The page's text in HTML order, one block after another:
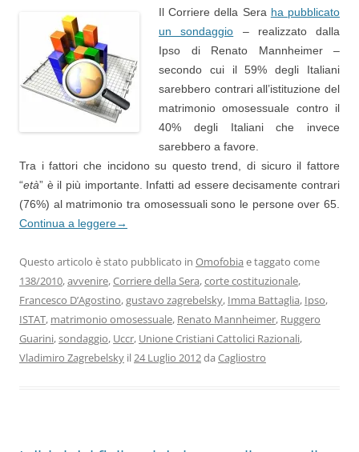
Il Corriere della Sera ha pubblicato
un sondaggio – realizzato dalla
Ipso di Renato Mannheimer –
secondo cui il 59% degli Italiani
sarebbero contrari all’istituzione del
matrimonio omosessuale contro il
40% degli Italiani che invece
sarebbero a favore.
Tra i fattori che incidono su questo trend, di sicuro il fattore
“età” è il più importante. Infatti ad essere decisamente contrari
(76%) al matrimonio tra omosessuali sono le persone over 65.
Continua a leggere→
Questo articolo è stato pubblicato in Omofobia e taggato come
138/2010,avvenire,Corriere della Sera,corte costituzionale,
Francesco D’Agostino,gustavo zagrebelsky, Imma Battaglia, Ipso,
ISTAT, matrimonio omosessuale, Renato Mannheimer, Ruggero
Guarini,sondaggio, Uccr, Unione Cristiani Cattolici Razionali,
Vladimiro Zagrebelsky il24 Luglio 2012da Cagliostro